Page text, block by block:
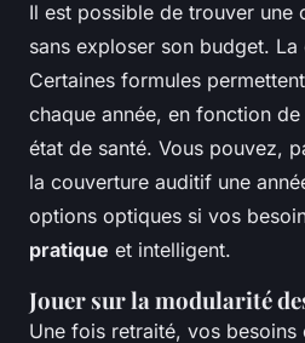
Il est possible de trouver une
sans exploser son budget.
Certaines formules
chaque année, en fonction
état de santé. Vous pouvez,
la couverture auditif une
options optiques si vos
pratique et intelligent.
Jouer sur la modularité
Une fois retraité, vos besoins